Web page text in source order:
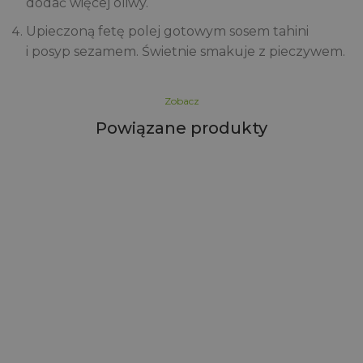
Upieczoną fetę polej gotowym sosem tahini
i posyp sezamem. Świetnie smakuje z pieczywem.
Zobacz
Powiązane produkty